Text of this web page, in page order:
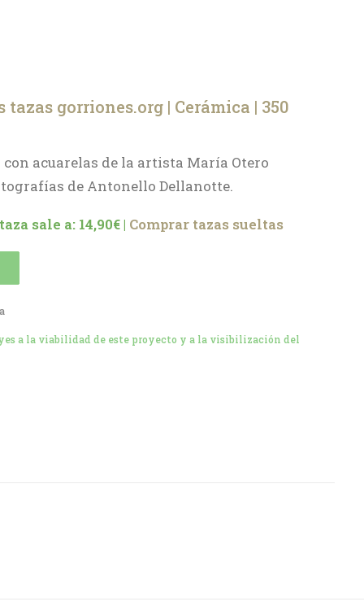
tazas gorriones.org | Cerámica | 350
acuarelas de la artista María Otero
de Antonello Dellanotte.
sale a: 14,90€ | Comprar tazas sueltas
a la viabilidad de este proyecto y a la visibilización del